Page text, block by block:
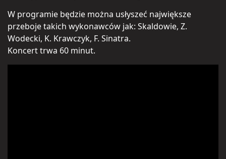
W programie będzie można usłyszeć największe
przeboje takich wykonawców jak: Skaldowie, Z.
Wodecki, K. Krawczyk, F. Sinatra.
Koncert trwa 60 minut.